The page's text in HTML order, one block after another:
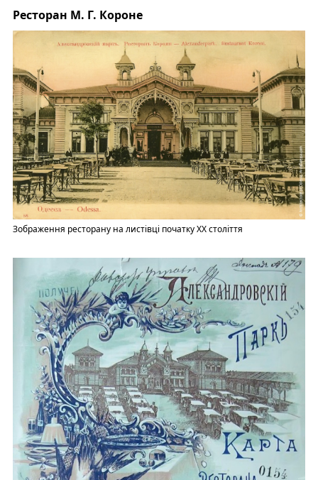
Ресторан М. Г. Короне
Зображення ресторану на листівці початку XX століття